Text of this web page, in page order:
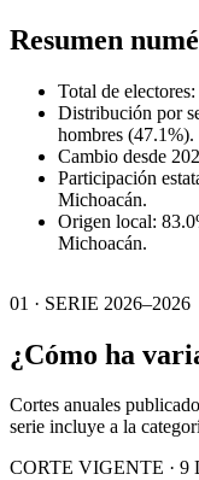
Resumen
Total de
Distribución por
hombres (47.1%).
Cambio desde
Participación
Michoacán.
Origen local:
Michoacán.
01 · SERIE 2026–2026
¿Cómo ha
Cortes anuales
serie incluye a la
CORTE VIGENTE · 9